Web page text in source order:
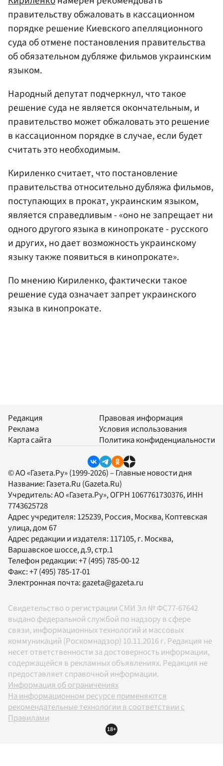
правительству обжаловать в кассационном
порядке решение Киевского апелляционного
суда об отмене постановления правительства
об обязательном дубляже фильмов украинским
языком.
Народный депутат подчеркнул, что такое
решение суда не является окончательным, и
правительство может обжаловать это решение
в кассационном порядке в случае, если будет
считать это необходимым.
Кириленко считает, что постановление
правительства относительно дубляжа фильмов,
поступающих в прокат, украинским языком,
является справедливым - «оно не запрещает ни
одного другого языка в кинопрокате - русского
и других, но дает возможность украинскому
языку также появиться в кинопрокате».
По мнению Кириленко, фактически такое
решение суда означает запрет украинского
языка в кинопрокате.
Редакция
Реклама
Карта сайта
Правовая информация
Условия использования
Политика конфиденциальности
© АО «Газета.Ру» (1999-2026) – Главные новости дня
Название: Газета.Ru (Gazeta.Ru)
Учредитель:АО «Газета.Ру», ОГРН 1067761730376, ИНН
7743625728
Адрес учредителя: 125239, Россия, Москва, Коптевская
улица, дом 67
Адрес редакции и издателя: 117105, г. Москва,
Варшавское шоссе, д.9, стр.1
Телефон редакции:+7 (495) 785-00-12
Факс:+7 (495) 785-17-01
Электронная почта:gazeta@gazeta.ru
Свидетельство о регистрации СМИ Эл № ФС77-67642
выдано федеральной службой по надзору в сфере
связи, информационных технологий и массовых
коммуникаций (Роскомнадзор) 10.11.2016 г. Редакция не
несет ответственности за достоверность информации,
содержащейся в рекламных объявлениях. Редакция не
предоставляет справочной информации.
Информация об ограничениях
На информационном ресурсе применяются
рекомендательные технологии в соответствии с
Правилами
18+